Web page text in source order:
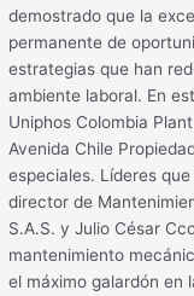
demostrado que la
permanente de
estrategias que han
ambiente laboral. En
Uniphos Colombia
Avenida Chile
especiales. Líderes
director de
S.A.S. y Julio César
mantenimiento
el máximo galardón en